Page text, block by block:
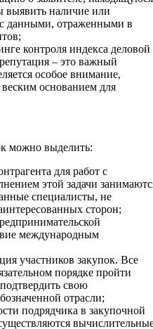
выявить наличие или
с данными, отраженными в
контроля индекса деловой
– это важный
особое внимание,
основанием для
можно выделить:
для работ с
этой задачи
специалисты, не
сторон;
международным
участников закупок. Все
порядке пройти
свою
отрасли;
подрядчика в закупочной